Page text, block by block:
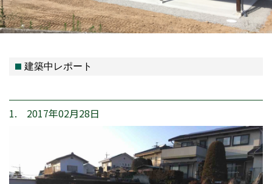
建築中レポート
1. 2017年02月28日